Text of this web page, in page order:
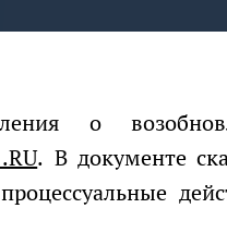
о
. В документе